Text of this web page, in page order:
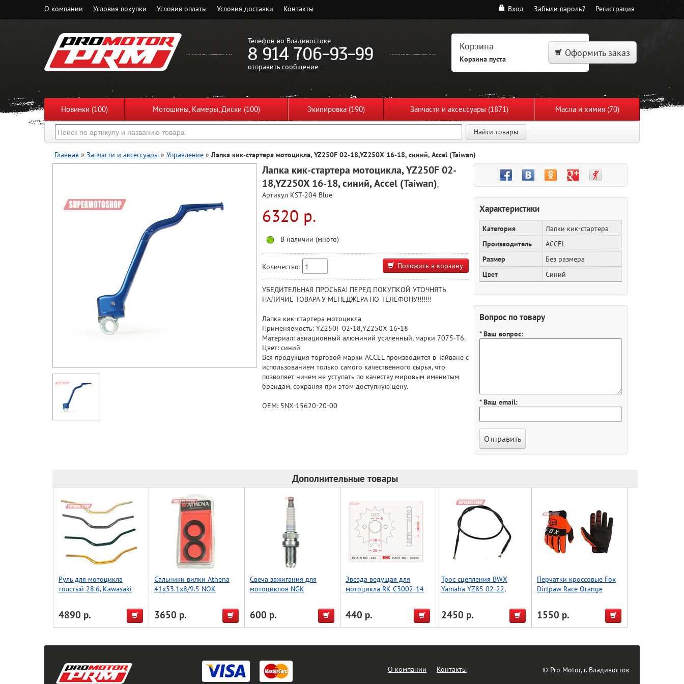
О компании Условия покупки Условия оплаты Условия доставки Контакты Вход Забыли пароль? Регистрация
Телефон во Владивостоке
8 914 706-93-99
отправить сообщение
Корзина
Корзина пуста
Оформить заказ
Новинки (100) Мотошины, Камеры, Диски (100) Экипировка (190) Запчасти и аксессуары (1871) Масла и химия (70)
Найти товары
Главная » Запчасти и аксессуары » Управление »Лапка кик-стартера мотоцикла, YZ250F 02-18,YZ250X 16-18, синий, Accel (Taiwan)
Лапка кик-стартера мотоцикла, YZ250F 02-
18,YZ250X 16-18, синий, Accel (Taiwan),
Артикул KST-204 Blue
6320 р.
В наличии (много)
Количество: Положить в корзину
УБЕДИТЕЛЬНАЯ ПРОСЬБА! ПЕРЕД ПОКУПКОЙ УТОЧНЯТЬ
НАЛИЧИЕ ТОВАРА У МЕНЕДЖЕРА ПО ТЕЛЕФОНУ!!!!!!!
Лапка кик-стартера мотоцикла
Применяемость: YZ250F 02-18,YZ250X 16-18
Материал: авиационный алюминий усиленный, марки 7075-T6.
Цвет: синий
Вся продукция торговой марки ACCEL производится в Тайване с
использованием только самого качественного сырья, что
позволяет ничем не уступать по качеству мировым именитым
брендам, сохраняя при этом доступную цену.
OEM: 5NX-15620-20-00
Характеристики
Категория
Лапки кик-стартера
Производитель
ACCEL
Размер
Без размера
Цвет
Синий
Вопрос по товару
* Ваш вопрос:
* Ваш email:
Дополнительные товары
Руль для мотоцикла
толстый 28.6, Kawasaki
4890 р.
Сальники вилки Athena
41x53.1x8/9.5 NOK
3650 р.
Свеча зажигания для
мотоциклов NGK
600 р.
Звезда ведущая для
мотоцикла RK C3002-14
440 р.
Трос сцепления BWX
Yamaha YZ85 02-22,
2450 р.
Перчатки кроссовые Fox
Dirtpaw Race Orange
1550 р.
О компании Контакты © Pro Motor, г. Владивосток